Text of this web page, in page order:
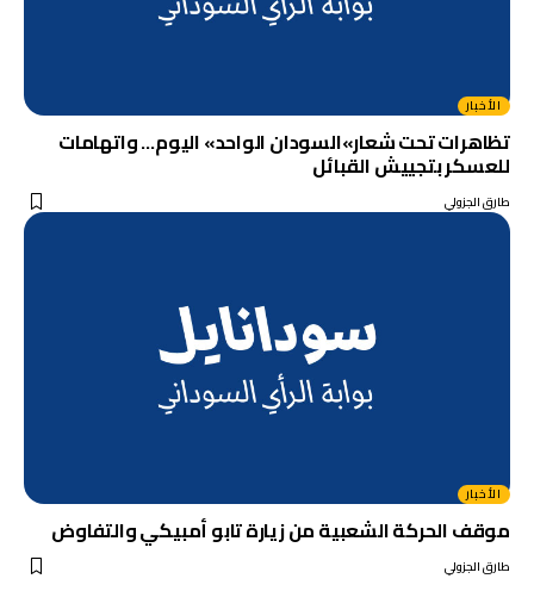
الأخبار
تظاهرات تحت شعار»السودان الواحد» اليوم… واتهامات
للعسكر بتجييش القبائل
طارق الجزولي
الأخبار
موقف الحركة الشعبية من زيارة تابو أمبيكي والتفاوض
طارق الجزولي